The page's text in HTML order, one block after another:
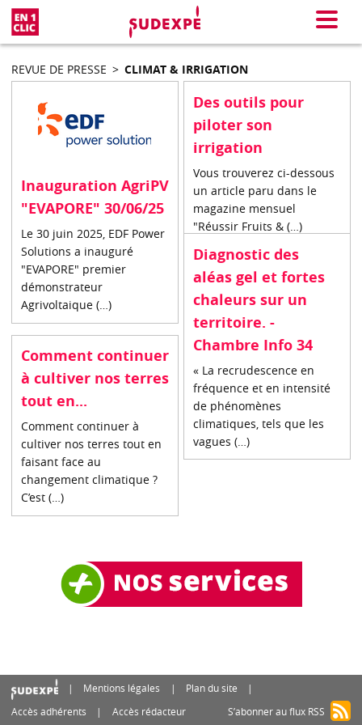
Menu
REVUE DE PRESSE > CLIMAT & IRRIGATION
Inauguration AgriPV
"EVAPORE" 30/06/25
Le 30 juin 2025, EDF Power
Solutions a inauguré
"EVAPORE" premier
démonstrateur
Agrivoltaique (…)
Des outils pour
piloter son
irrigation
Vous trouverez ci-dessous
un article paru dans le
magazine mensuel
"Réussir Fruits & (…)
Diagnostic des
aléas gel et fortes
chaleurs sur un
territoire. -
Chambre Info 34
« La recrudescence en
fréquence et en intensité
de phénomènes
climatiques, tels que les
vagues (…)
Comment continuer
à cultiver nos terres
tout en...
Comment continuer à
cultiver nos terres tout en
faisant face au
changement climatique ?
C’est (…)
Mentions légales
Plan du site
Accès adhérents
Accès rédacteur S’abonner au flux RSS